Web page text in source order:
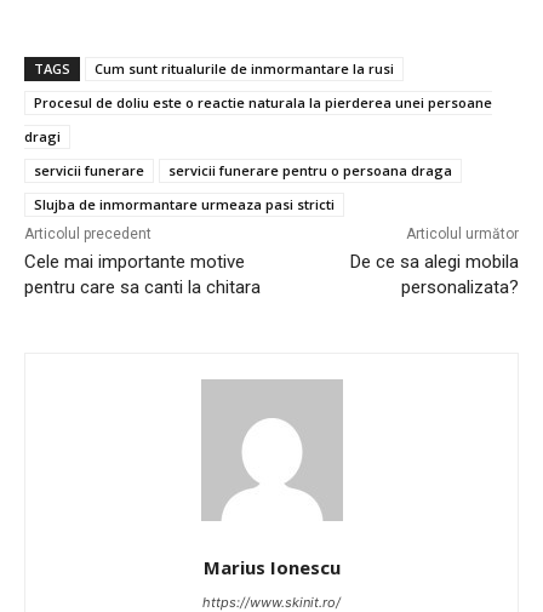
TAGS
Cum sunt ritualurile de inmormantare la rusi
Procesul de doliu este o reactie naturala la pierderea unei persoane
dragi
servicii funerare
servicii funerare pentru o persoana draga
Slujba de inmormantare urmeaza pasi stricti
Articolul precedent
Cele mai importante motive
pentru care sa canti la chitara
Articolul următor
De ce sa alegi mobila
personalizata?
Marius Ionescu
https://www.skinit.ro/